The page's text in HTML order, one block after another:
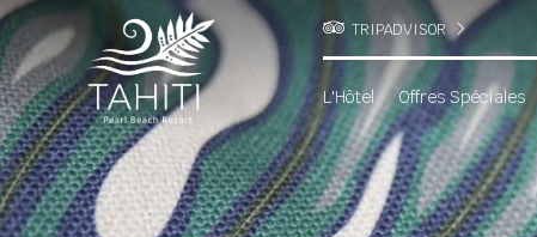
TRIPADVISOR
L'Hôtel Offres Spéciales